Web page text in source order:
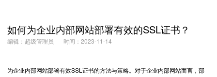
如何为企业内部网站部署有效的SSL证书？
编辑：超级管理员 时间：2023-11-14
为企业内部网站部署有效SSL证书的方法与策略。对于企业内部网站而言，部